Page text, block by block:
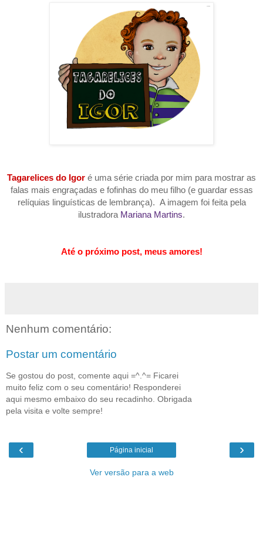
Tagarelices do Igor é uma série criada por mim para mostrar as
falas mais engraçadas e fofinhas do meu filho (e guardar essas
relíquias linguísticas de lembrança). A imagem foi feita pela
ilustradora Mariana Martins.
Até o próximo post, meus amores!
Nenhum comentário:
Postar um comentário
Se gostou do post, comente aqui =^.^= Ficarei
muito feliz com o seu comentário! Responderei
aqui mesmo embaixo do seu recadinho. Obrigada
pela visita e volte sempre!
‹ ›
Página inicial
Ver versão para a web